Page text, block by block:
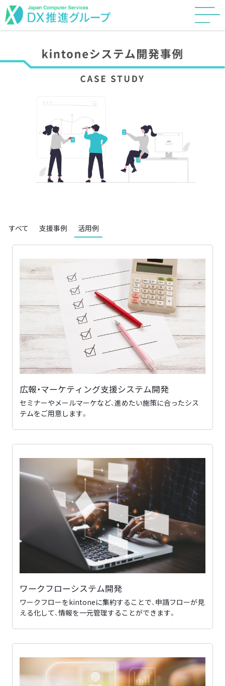
すべて 支援事例 活用例
広報・マーケティング支援システム開発
セミナーやメールマーケなど、進めたい施策に合ったシス
テムをご用意します。
ワークフローシステム開発
ワークフローをkintoneに集約することで、申請フローが見
える化して、情報を一元管理することができます。